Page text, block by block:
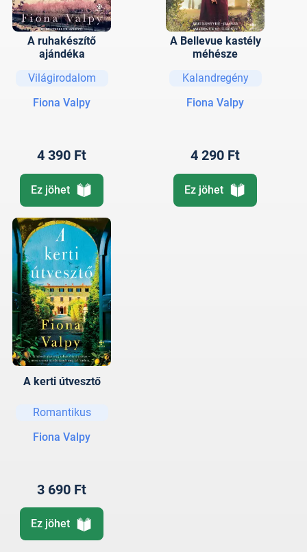
A ruhakészítő
ajándéka
Világirodalom
Fiona Valpy
4 390 Ft
Ez jöhet
A Bellevue kastély
méhésze
Kalandregény
Fiona Valpy
4 290 Ft
Ez jöhet
A kerti útvesztő
Romantikus
Fiona Valpy
3 690 Ft
Ez jöhet